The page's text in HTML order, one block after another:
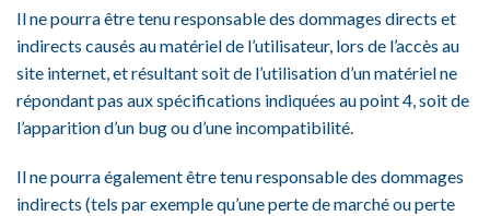
Il ne pourra être tenu responsable des dommages directs et
indirects causés au matériel de l’utilisateur, lors de l’accès au
site internet, et résultant soit de l’utilisation d’un matériel ne
répondant pas aux spécifications indiquées au point 4, soit de
l’apparition d’un bug ou d’une incompatibilité.
Il ne pourra également être tenu responsable des dommages
indirects (tels par exemple qu’une perte de marché ou perte